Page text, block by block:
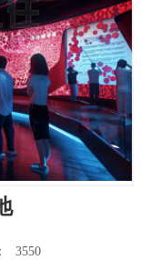
3550